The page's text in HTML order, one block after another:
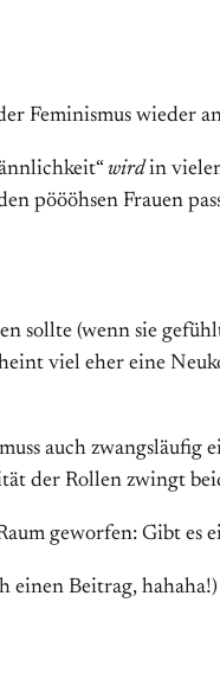
Feminismus wieder
wirdin
pöööhsen Frauen
sollte (wenn sie
viel eher eine
auch zwangsläufig
der Rollen zwingt
geworfen: Gibt
einen Beitrag, hahaha!)